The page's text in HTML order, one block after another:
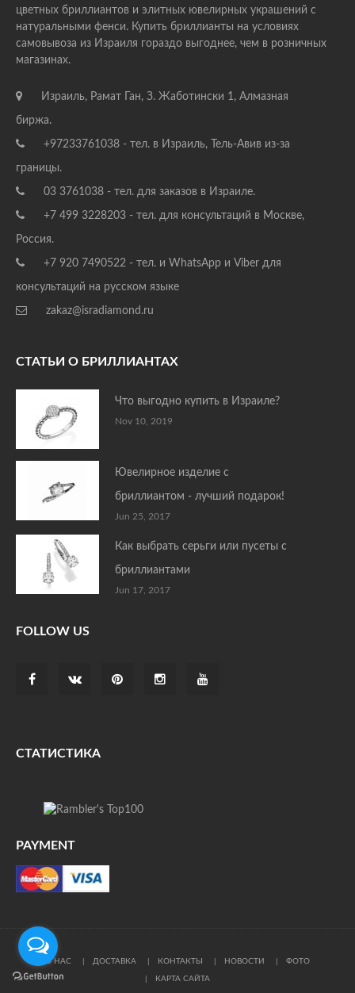
цветных бриллиантов и элитных ювелирных украшений с
натуральными фенси. Купить бриллианты на условиях
самовывоза из Израиля гораздо выгоднее, чем в розничных
магазинах.
Израиль, Рамат Ган, З. Жаботински 1, Алмазная
биржа.
+97233761038 - тел. в Израиль, Тель-Авив из-за
границы.
03 3761038 - тел. для заказов в Израиле.
+7 499 3228203 - тел. для консультаций в Москве,
Россия.
+7 920 7490522 - тел. и WhatsApp и Viber для
консультаций на русском языке
zakaz@isradiamond.ru
СТАТЬИ О БРИЛЛИАНТАХ
Что выгодно купить в Израиле?
Nov 10, 2019
Ювелирное изделие с
бриллиантом - лучший подарок!
Jun 25, 2017
Как выбрать серьги или пусеты с
бриллиантами
Jun 17, 2017
FOLLOW US
СТАТИСТИКА
PAYMENT
О НАС ДОСТАВКА КОНТАКТЫ НОВОСТИ ФОТО
КАРТА САЙТА